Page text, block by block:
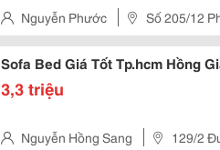
Nguyễn Phước
Số 205/12
Hưng Hoà, Quận Bình Tân, Tp Hcm.
Sofa Bed Giá Tốt Tp.hcm Hồng
3,3 triệu
Nguyễn Hồng Sang
129/2